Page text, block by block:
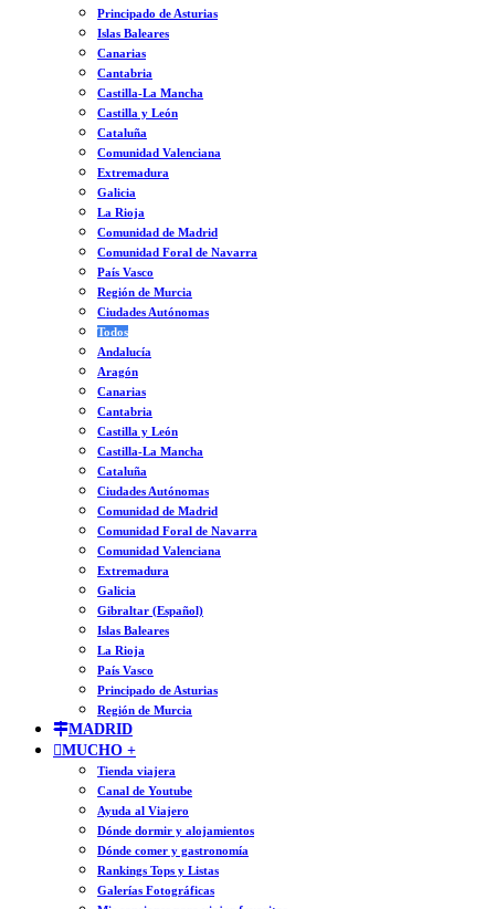
Principado de Asturias
Islas Baleares
Canarias
Cantabria
Castilla-La Mancha
Castilla y León
Cataluña
Comunidad Valenciana
Extremadura
Galicia
La Rioja
Comunidad de Madrid
Comunidad Foral de Navarra
País Vasco
Región de Murcia
Ciudades Autónomas
Todos
Andalucía
Aragón
Canarias
Cantabria
Castilla y León
Castilla-La Mancha
Cataluña
Ciudades Autónomas
Comunidad de Madrid
Comunidad Foral de Navarra
Comunidad Valenciana
Extremadura
Galicia
Gibraltar (Español)
Islas Baleares
La Rioja
País Vasco
Principado de Asturias
Región de Murcia
MADRID
MUCHO +
Tienda viajera
Canal de Youtube
Ayuda al Viajero
Dónde dormir y alojamientos
Dónde comer y gastronomía
Rankings Tops y Listas
Galerías Fotográficas